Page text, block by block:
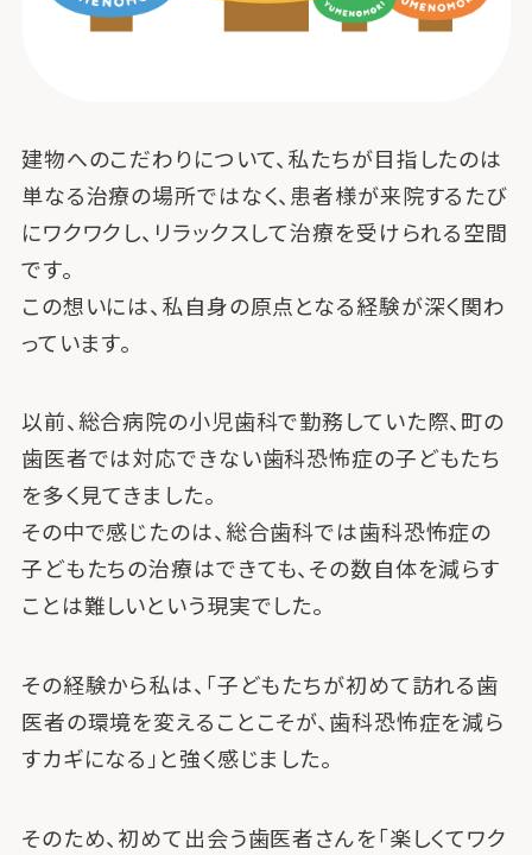
建物へのこだわりについて、私たちが目指したのは
単なる治療の場所ではなく、患者様が来院するたび
にワクワクし、リラックスして治療を受けられる空間
です。
この想いには、私自身の原点となる経験が深く関わ
っています。
以前、総合病院の小児歯科で勤務していた際、町の
歯医者では対応できない歯科恐怖症の子どもたち
を多く見てきました。
その中で感じたのは、総合歯科では歯科恐怖症の
子どもたちの治療はできても、その数自体を減らす
ことは難しいという現実でした。
その経験から私は、「子どもたちが初めて訪れる歯
医者の環境を変えることこそが、歯科恐怖症を減ら
すカギになる」と強く感じました。
そのため、初めて出会う歯医者さんを「楽しくてワク